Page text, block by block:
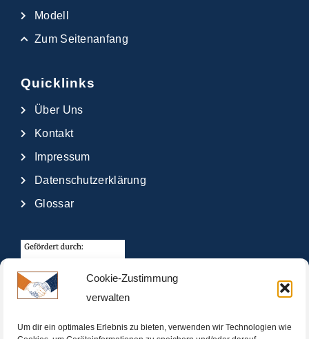
Cookie-Zustimmung
verwalten
Um dir ein optimales Erlebnis zu bieten, verwenden wir Technologien wie
Modell
Zum Seitenanfang
Quicklinks
Über Uns
Kontakt
Impressum
Datenschutzerklärung
Glossar